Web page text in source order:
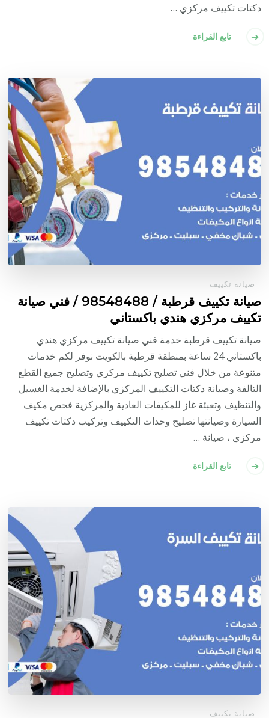
دكتات تكييف مركزي …
تابع القراءة
صيانة تكييف
صيانة تكييف قرطبة / 98548488 / فني صيانة
تكييف مركزي هندي باكستاني
صيانة تكييف قرطبة خدمة فني صيانة تكييف مركزي هندي
باكستاني 24 ساعة بمنطقة قرطبة بالكويت نوفر لكم خدمات
متنوعة من خلال فني تصليح تكييف مركزي وتصليح جميع القطع
التالفة وصيانة دكتات التكييف المركزي بالإضافة لخدمة الغسيل
والتنظيف وتعبئة غاز للمكيفات العادية والمركزية فحص مكيف
السيارة وصيانتها تصليح وحدات التكييف وتركيب دكتات تكييف
مركزي ، صيانة …
تابع القراءة
صيانة تكييف